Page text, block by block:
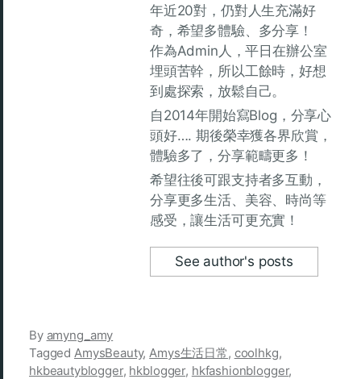
年近20對，仍對人生充滿好
奇，希望多體驗、多分享！
作為Admin人，平日在辦公室
埋頭苦幹，所以工餘時，好想
到處探索，放鬆自己。
自2014年開始寫Blog，分享心
頭好…. 期後榮幸獲各界欣賞，
體驗多了，分享範疇更多！
希望往後可跟支持者多互動，
分享更多生活、美容、時尚等
感受，讓生活可更充實！
See author's posts
By amyng_amy
Tagged AmysBeauty, Amys生活日常, coolhkg,
hkbeautyblogger, hkblogger, hkfashionblogger,